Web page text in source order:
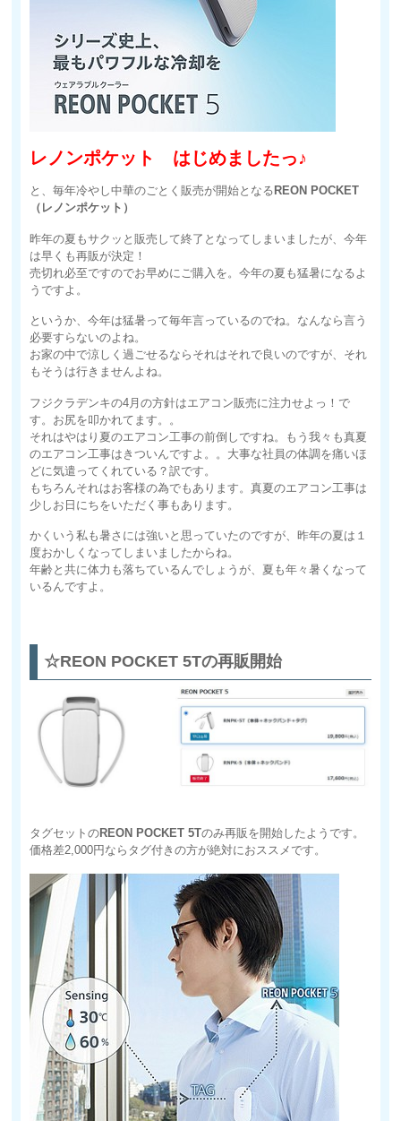
レノンポケット はじめましたっ♪
と、毎年冷やし中華のごとく販売が開始となる REON POCKET
（レノンポケット）
昨年の夏もサクッと販売して終了となってしまいましたが、今年
は早くも再販が決定！
売切れ必至ですのでお早めにご購入を。今年の夏も猛暑になるよ
うですよ。
というか、今年は猛暑って毎年言っているのでね。なんなら言う
必要すらないのよね。
お家の中で涼しく過ごせるならそれはそれで良いのですが、それ
もそうは行きませんよね。
フジクラデンキの4月の方針はエアコン販売に注力せよっ！で
す。お尻を叩かれてます。。
それはやはり夏のエアコン工事の前倒しですね。もう我々も真夏
のエアコン工事はきついんですよ。。大事な社員の体調を痛いほ
どに気遣ってくれている？訳です。
もちろんそれはお客様の為でもあります。真夏のエアコン工事は
少しお日にちをいただく事もあります。
かくいう私も暑さには強いと思っていたのですが、昨年の夏は１
度おかしくなってしまいましたからね。
年齢と共に体力も落ちているんでしょうが、夏も年々暑くなって
いるんですよ。
☆REON POCKET 5Tの再販開始
タグセットのREON POCKET 5Tのみ再販を開始したようです。
価格差2,000円ならタグ付きの方が絶対におススメです。